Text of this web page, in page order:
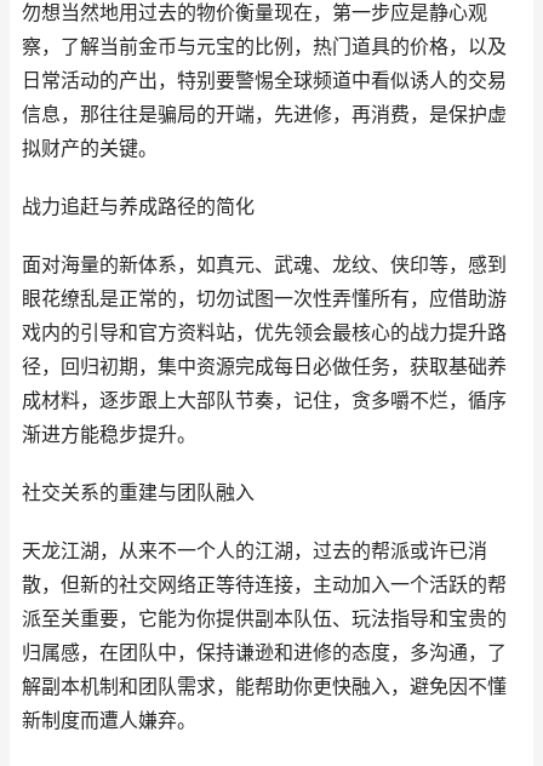
勿想当然地用过去的物价衡量现在，第一步应是静心观
察，了解当前金币与元宝的比例，热门道具的价格，以及
日常活动的产出，特别要警惕全球频道中看似诱人的交易
信息，那往往是骗局的开端，先进修，再消费，是保护虚
拟财产的关键。
战力追赶与养成路径的简化
面对海量的新体系，如真元、武魂、龙纹、侠印等，感到
眼花缭乱是正常的，切勿试图一次性弄懂所有，应借助游
戏内的引导和官方资料站，优先领会最核心的战力提升路
径，回归初期，集中资源完成每日必做任务，获取基础养
成材料，逐步跟上大部队节奏，记住，贪多嚼不烂，循序
渐进方能稳步提升。
社交关系的重建与团队融入
天龙江湖，从来不一个人的江湖，过去的帮派或许已消
散，但新的社交网络正等待连接，主动加入一个活跃的帮
派至关重要，它能为你提供副本队伍、玩法指导和宝贵的
归属感，在团队中，保持谦逊和进修的态度，多沟通，了
解副本机制和团队需求，能帮助你更快融入，避免因不懂
新制度而遭人嫌弃。